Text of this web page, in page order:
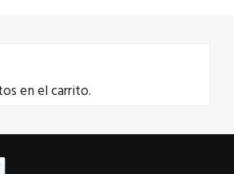
en el carrito.